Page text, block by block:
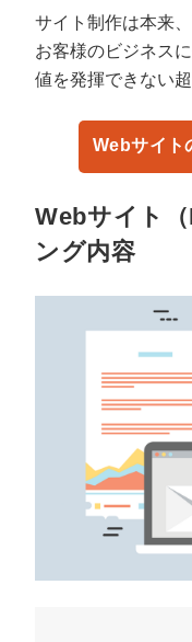
サイト制作は本来
お客様のビジネス
値を発揮できない
Webサイト
Webサイト
ング内容